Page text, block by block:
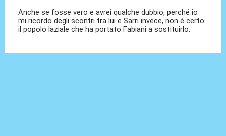
Anche se fosse vero e avrei qualche dubbio, perché io
mi ricordo degli scontri tra lui e Sarri invece, non è certo
il popolo laziale che ha portato Fabiani a sostituirlo.